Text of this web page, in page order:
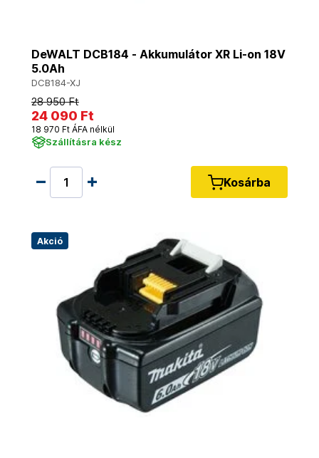
DeWALT DCB184 - Akkumulátor XR Li-on 18V
5.0Ah
DCB184-XJ
28 950 Ft
24 090 Ft
18 970 Ft ÁFA nélkül
Szállításra kész
Kosárba
Akció